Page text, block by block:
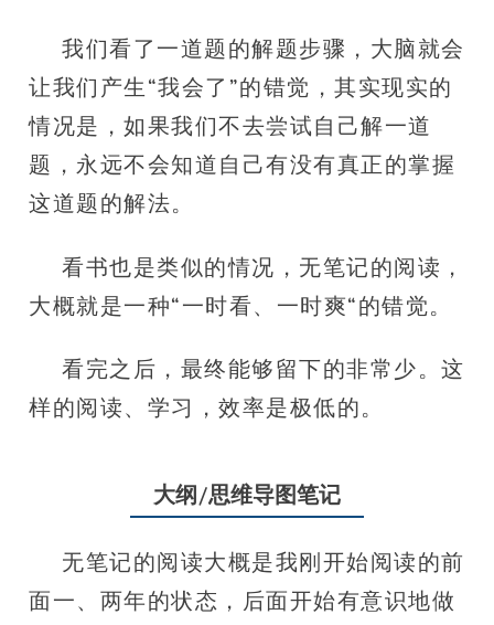
我们看了一道题的解题步骤，大脑就会
让我们产生“我会了”的错觉，其实现实的
情况是，如果我们不去尝试自己解一道
题，永远不会知道自己有没有真正的掌握
这道题的解法。
看书也是类似的情况，无笔记的阅读，
大概就是一种“一时看、一时爽“的错觉。
看完之后，最终能够留下的非常少。这
样的阅读、学习，效率是极低的。
大纲/思维导图笔记
无笔记的阅读大概是我刚开始阅读的前
面一、两年的状态，后面开始有意识地做